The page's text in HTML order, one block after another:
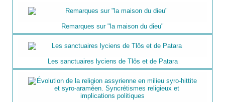
Remarques sur "la maison du dieu"
Les sanctuaires lyciens de Tlôs et de Patara